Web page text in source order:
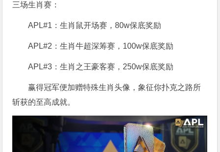
三场生肖赛：
APL#1：生肖鼠开场赛，80w保底奖励
APL#2：生肖牛超深筹赛，100w保底奖励
APL#3：生肖之王豪客赛，250w保底奖励
赢得冠军便加赠特殊生肖头像，象征你扑克之路所
斩获的至高成就。